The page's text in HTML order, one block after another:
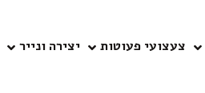
צעצועי פעוטות יצירה ונייר